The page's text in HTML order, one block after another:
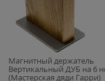
Магнитный держатель
Вертикальный ДУБ на 6
(Мастерская дяди Гарри)